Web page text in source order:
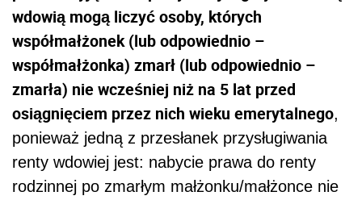
wdowią mogą liczyć osoby, których
współmałżonek (lub odpowiednio –
współmałżonka) zmarł (lub odpowiednio –
zmarła) nie wcześniej niż na 5 lat przed
osiągnięciem przez nich wieku emerytalnego,
ponieważ jedną z przesłanek przysługiwania
renty wdowiej jest: nabycie prawa do renty
rodzinnej po zmarłym małżonku/małżonce nie